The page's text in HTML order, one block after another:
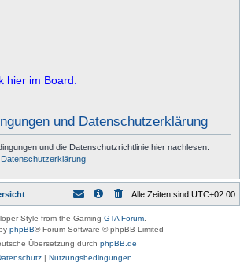
hier im Board.
und Datenschutzerklärung
und die Datenschutzrichtlinie hier nachlesen:
Datenschutzerklärung
Alle Zeiten sind UTC+02:00
Style from the Gaming GTA Forum
phpBB® Forum Software © phpBB Limited
Übersetzung durch phpBB.de
| Nutzungsbedingungen